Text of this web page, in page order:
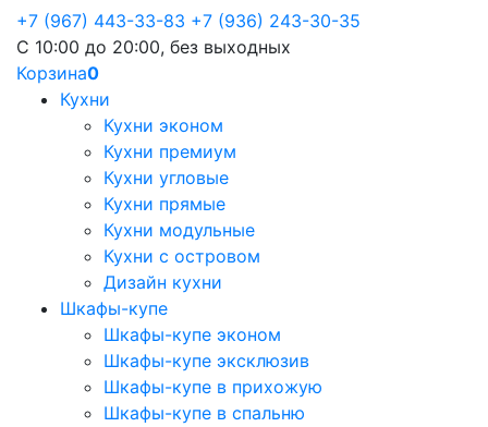
+7 (967) 443-33-83 +7 (936) 243-30-35
С 10:00 до 20:00, без выходных
Корзина0
Кухни
Кухни эконом
Кухни премиум
Кухни угловые
Кухни прямые
Кухни модульные
Кухни с островом
Дизайн кухни
Шкафы-купе
Шкафы-купе эконом
Шкафы-купе эксклюзив
Шкафы-купе в прихожую
Шкафы-купе в спальню